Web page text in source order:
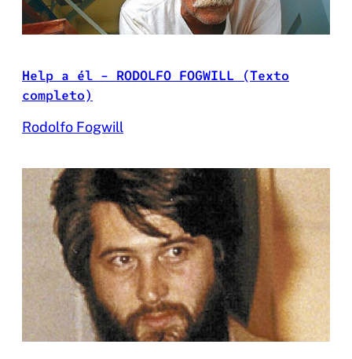
Help a él – RODOLFO FOGWILL (Texto
completo)
Rodolfo Fogwill